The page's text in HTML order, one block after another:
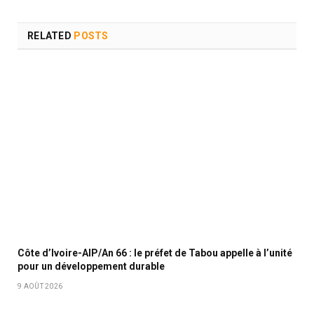
RELATED POSTS
Côte d’Ivoire-AIP/An 66 : le préfet de Tabou appelle à l’unité
pour un développement durable
9 AOÛT 2026